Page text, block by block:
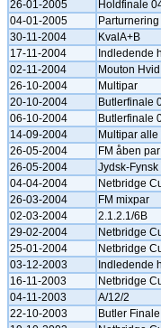
26-01-2005
Holdfinale
04-01-2005
30-11-2004
KvalA+B
17-11-2004
Indledende
02-11-2004
Mouton
26-10-2004
Multipar
20-10-2004
Butlerfinale
06-10-2004
Butlerfinale
14-09-2004
Multipar
26-05-2004
FM åben par
26-05-2004
Jydsk-
04-04-2004
Netbridge
26-03-2004
FM mixpar
02-03-2004
2.1.2.1/6B
29-02-2004
Netbridge
25-01-2004
Netbridge
03-12-2003
Indledende
16-11-2003
Netbridge
04-11-2003
A/12/2
22-10-2003
Butler Finale